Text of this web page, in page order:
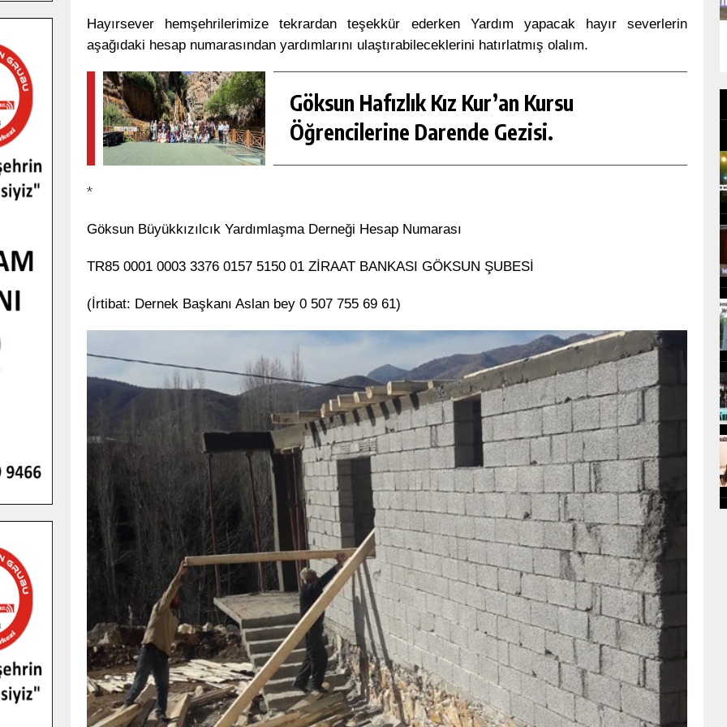
Hayırsever hemşehrilerimize tekrardan teşekkür ederken Yardım yapacak hayır severlerin
aşağıdaki hesap numarasından yardımlarını ulaştırabileceklerini hatırlatmış olalım.
Göksun Hafızlık Kız Kur’an Kursu
Öğrencilerine Darende Gezisi.
*
Göksun Büyükkızılcık Yardımlaşma Derneği Hesap Numarası
TR85 0001 0003 3376 0157 5150 01 ZİRAAT BANKASI GÖKSUN ŞUBESİ
(İrtibat: Dernek Başkanı Aslan bey 0 507 755 69 61)